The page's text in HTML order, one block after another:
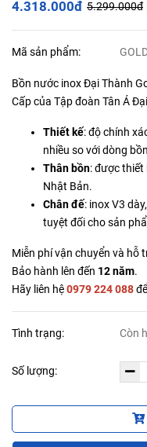
4.318.000đ 5.299.000đ
Mã sản phẩm:
Bồn nước inox Đại Thành
Cấp của Tập đoàn Tân Á
Thiết kế: độ chính
nhiều so với dòng
Thân bồn: được
Nhật Bản.
Chân đế: inox V3
tuyệt đối cho sản
Miễn phí vận chuyển và hỗ
Bảo hành lên đến 12 năm.
Hãy liên hệ0979 224 088
Tình trạng: Còn
Số lượng: